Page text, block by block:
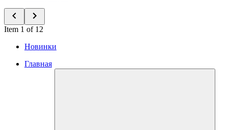
Item 1 of 12
Новинки
Главная